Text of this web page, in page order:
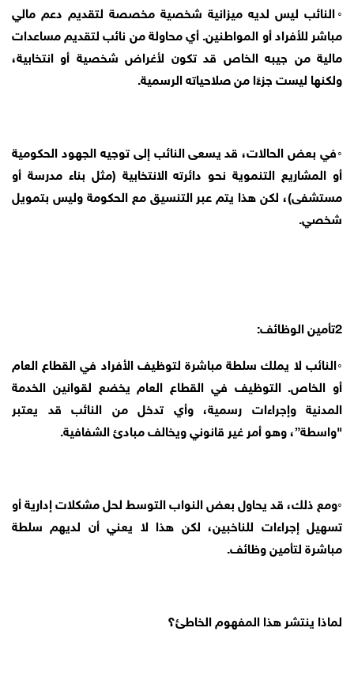
◦النائب ليس لديه ميزانية شخصية مخصصة لتقديم دعم مالي
مباشر للأفراد أو المواطنين. أي محاولة من نائب لتقديم مساعدات
مالية من جيبه الخاص قد تكون لأغراض شخصية أو انتخابية،
ولكنها ليست جزءًا من صلاحياته الرسمية.
◦في بعض الحالات، قد يسعى النائب إلى توجيه الجهود الحكومية
أو المشاريع التنموية نحو دائرته الانتخابية (مثل بناء مدرسة أو
مستشفى)، لكن هذا يتم عبر التنسيق مع الحكومة وليس بتمويل
شخصي.
2تأمين الوظائف:
◦النائب لا يملك سلطة مباشرة لتوظيف الأفراد في القطاع العام
أو الخاص. التوظيف في القطاع العام يخضع لقوانين الخدمة
المدنية وإجراءات رسمية، وأي تدخل من النائب قد يعتبر
"واسطة”، وهو أمر غير قانوني ويخالف مبادئ الشفافية.
◦ومع ذلك، قد يحاول بعض النواب التوسط لحل مشكلات إدارية أو
تسهيل إجراءات للناخبين، لكن هذا لا يعني أن لديهم سلطة
مباشرة لتأمين وظائف.
لماذا ينتشر هذا المفهوم الخاطئ؟